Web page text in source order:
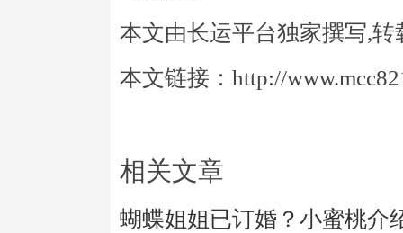
本文由长运平台独家撰写,转
本文链接：http://
相关文章
蝴蝶姐姐已订婚？小蜜桃介